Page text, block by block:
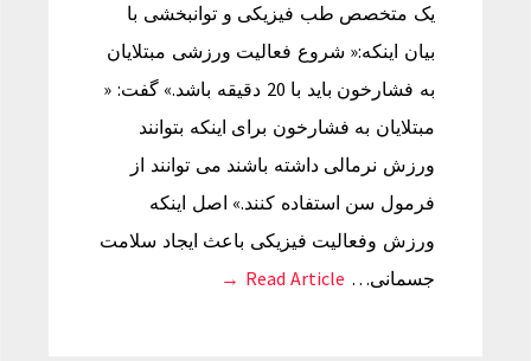
یک متخصص طب فیزیکی و توانبخشی با
بیان اینکه:« شروع فعالیت ورزشی مبتلایان
به فشارخون باید با 20 دقیقه باشد.» گفت: «
مبتلایان به فشارخون برای اینکه بتوانند
ورزش نرمالی داشته باشند می توانند از
فرمول سن استفاده کنند.» اصل اینکه
ورزش وفعالیت فیزیکی باعث ایجاد سلامت
جسمانی… Read Article →